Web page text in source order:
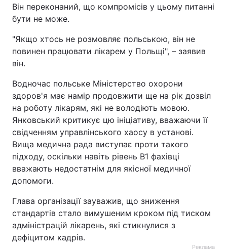
Він переконаний, що компромісів у цьому питанні
бути не може.
"Якщо хтось не розмовляє польською, він не
повинен працювати лікарем у Польщі", – заявив
він.
Водночас польське Міністерство охорони
здоров'я має намір продовжити ще на рік дозвіл
на роботу лікарям, які не володіють мовою.
Янковський критикує цю ініціативу, вважаючи її
свідченням управлінського хаосу в установі.
Вища медична рада виступає проти такого
підходу, оскільки навіть рівень B1 фахівці
вважають недостатнім для якісної медичної
допомоги.
Глава організації зауважив, що зниження
стандартів стало вимушеним кроком під тиском
адміністрацій лікарень, які стикнулися з
дефіцитом кадрів.
Реклама